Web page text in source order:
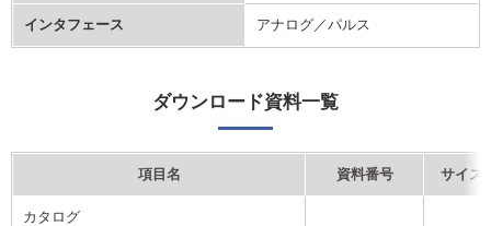
インタフェース アナログ／パルス
ダウンロード資料一覧
項目名 資料番号 サイズ
カタログ